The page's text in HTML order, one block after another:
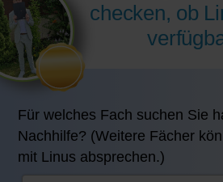
checken, ob
Für welches Fach suchen Sie
Nachhilfe? (Weitere Fächer
mit Linus absprechen.)